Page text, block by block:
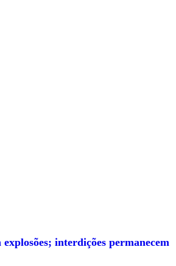
interdições permanecem